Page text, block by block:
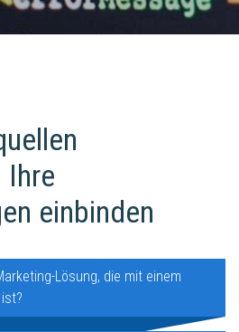
Ihre
einbinden
Lösung, die mit einem